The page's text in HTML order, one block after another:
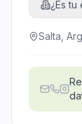
¿Es tu
Salta,